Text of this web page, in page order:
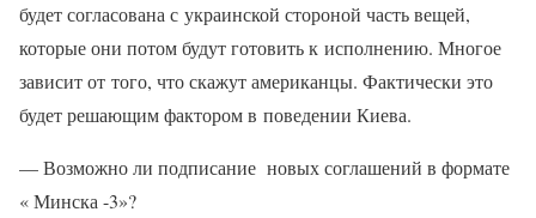
будет согласована с украинской стороной часть вещей,
которые они потом будут готовить к исполнению. Многое
зависит от того, что скажут американцы. Фактически это
будет решающим фактором в поведении Киева.
— Возможно ли подписание новых соглашений в формате
« Минска -3»?